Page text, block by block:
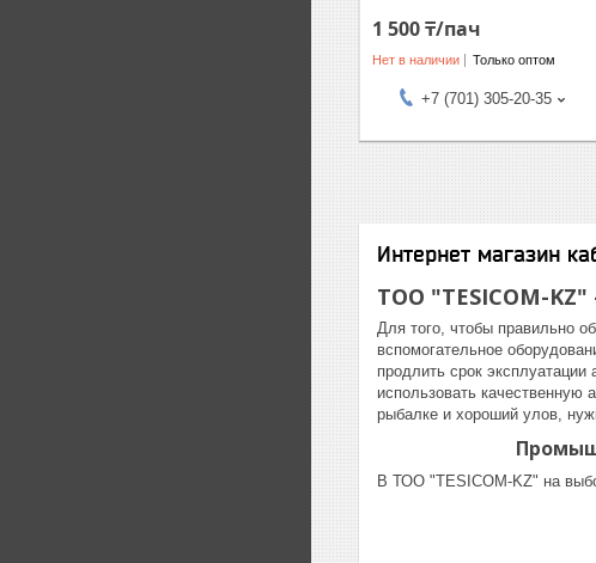
1 500 ₸/пач
Нет в наличии Только оптом
+7 (701) 305-20-35
Интернет магазин
ТОО "TESICOM-
Для того, чтобы правильно
вспомогательное
продлить срок эксплуатации
использовать
рыбалке и хороший улов,
В ТОО "TESICOM-KZ" на